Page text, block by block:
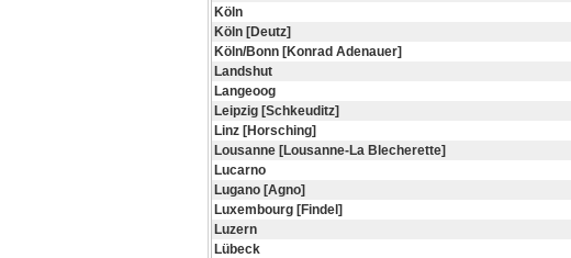
Köln
Köln [Deutz]
Köln/Bonn [Konrad Adenauer]
Landshut
Langeoog
Leipzig [Schkeuditz]
Linz [Horsching]
Lousanne [Lousanne-La Blecherette]
Lucarno
Lugano [Agno]
Luxembourg [Findel]
Luzern
Lübeck